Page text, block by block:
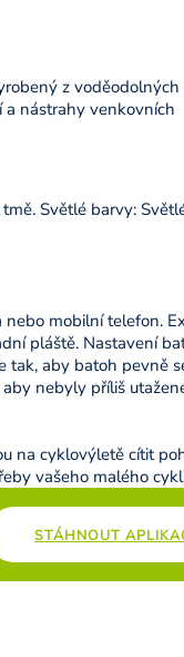
z voděodolných
nástrahy venkovních
Světlé barvy:
nebo mobilní telefon.
pláště. Nastavení
tak, aby batoh pevně
nebyly příliš
na cyklovýletě cítit
vašeho malého
STÁHNOUT